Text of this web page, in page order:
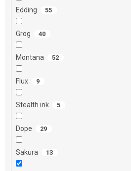
Edding 55
Grog 40
Montana 52
Flux 9
Stealth ink 5
Dope 29
Sakura 13